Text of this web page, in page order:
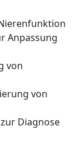
Anpassung
von
von
Diagnose